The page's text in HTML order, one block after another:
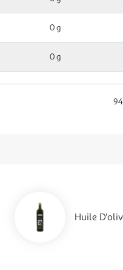
0 g
0 g
Huile